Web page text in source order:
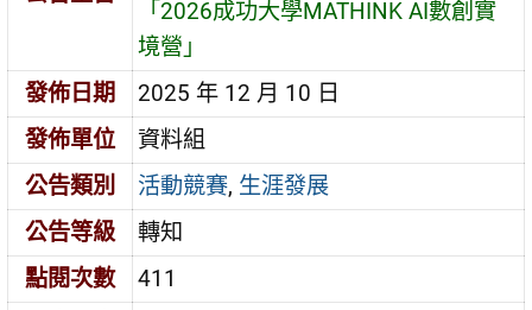
「2026成功大學MATHINK AI數創實
境營」
發佈日期
2025 年 12 月 10 日
發佈單位
資料組
公告類別
活動競賽, 生涯發展
公告等級
轉知
點閱次數
411